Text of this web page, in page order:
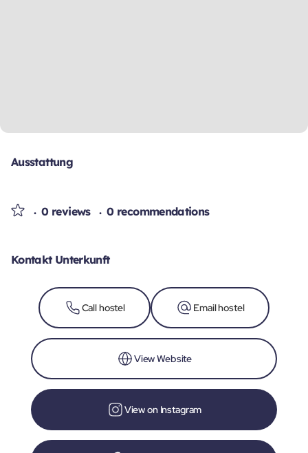
Ausstattung
0 reviews 0 recommendations
Kontakt Unterkunft
Call hostel Email hostel
View Website
View on Instagram